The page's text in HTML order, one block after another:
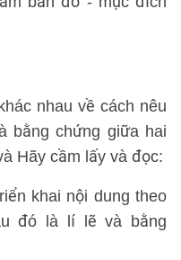
nhau về cách nêu
bằng chứng giữa hai
Hãy cầm lấy và đọc:
khai nội dung theo
đó là lí lẽ và bằng